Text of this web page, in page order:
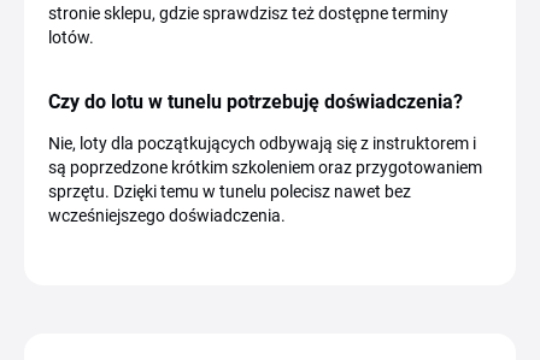
stronie sklepu, gdzie sprawdzisz też dostępne terminy
lotów.
Czy do lotu w tunelu potrzebuję doświadczenia?
Nie, loty dla początkujących odbywają się z instruktorem i
są poprzedzone krótkim szkoleniem oraz przygotowaniem
sprzętu. Dzięki temu w tunelu polecisz nawet bez
wcześniejszego doświadczenia.